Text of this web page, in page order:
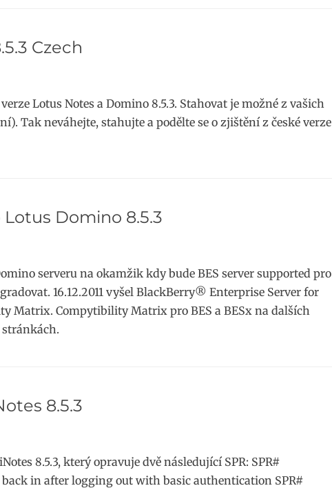
Czech
Lotus Notes a Domino 8.5.3. Stahovat je možné z vašich
Tak neváhejte, stahujte a podělte se o zjištění z české verze
Domino 8.5.3
serveru na okamžik kdy bude BES server supported pro
16.12.2011 vyšel BlackBerry® Enterprise Server for
Compytibility Matrix pro BES a BESx na dalších
8.5.3
8.5.3, který opravuje dvě následující SPR: SPR#
back in after logging out with basic authentication SPR#